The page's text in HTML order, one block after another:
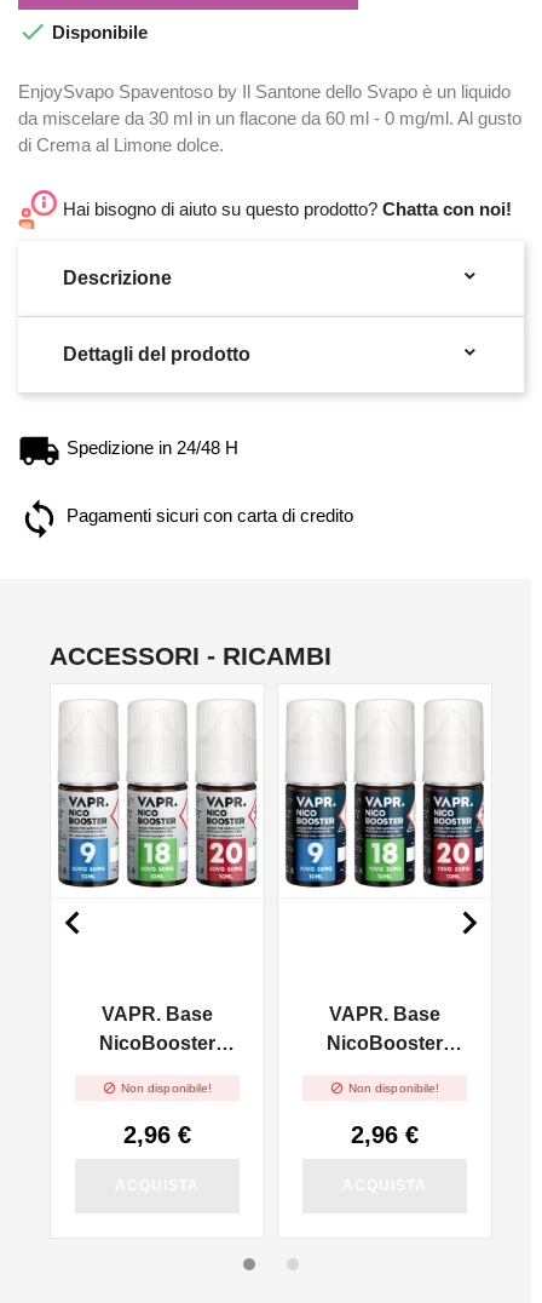
 Disponibile
EnjoySvapo Spaventoso by Il Santone dello Svapo è un liquido
da miscelare da 30 ml in un flacone da 60 ml - 0 mg/ml. Al gusto
di Crema al Limone dolce.
Hai bisogno di aiuto su questo prodotto? Chatta con noi!
Descrizione 
Dettagli del prodotto 
Spedizione in 24/48 H
Pagamenti sicuri con carta di credito
ACCESSORI - RICAMBI
VAPR. Base
NicoBooster
 Non disponibile!
2,96 €
VAPR. Base
NicoBooster
 Non disponibile!
2,96 €
 